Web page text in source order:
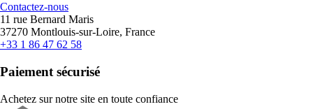
Contactez-nous
11 rue Bernard Maris
37270 Montlouis-sur-Loire, France
+33 1 86 47 62 58
Paiement sécurisé
Achetez sur notre site en toute confiance